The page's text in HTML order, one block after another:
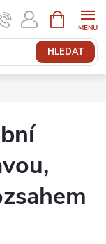
HLEDAT
NÁKUPNÍ
KOŠÍK